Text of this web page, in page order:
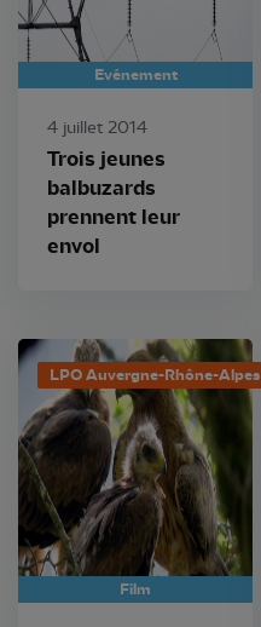
Evénement
4 juillet 2014
Trois jeunes
balbuzards
prennent leur
envol
LPO Auvergne-Rhône-Alpes
Film